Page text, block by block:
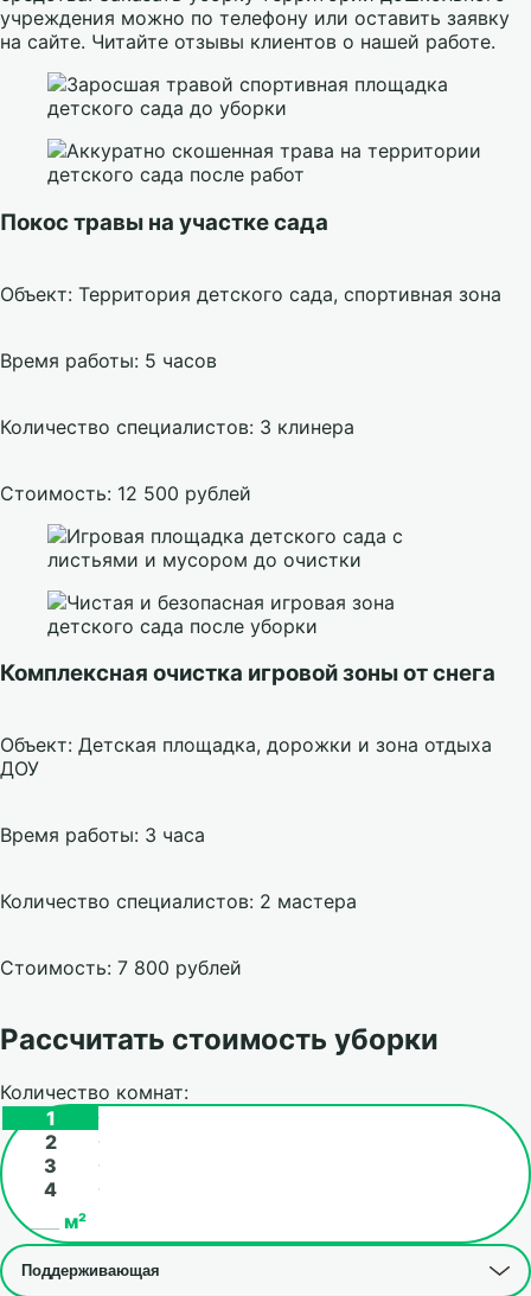
учреждения можно по телефону или оставить заявку
на сайте. Читайте отзывы клиентов о нашей работе.
Покос травы на участке сада
Объект: Территория детского сада, спортивная зона
Время работы: 5 часов
Количество специалистов: 3 клинера
Стоимость: 12 500 рублей
Комплексная очистка игровой зоны от снега
Объект: Детская площадка, дорожки и зона отдыха
ДОУ
Время работы: 3 часа
Количество специалистов: 2 мастера
Стоимость: 7 800 рублей
Рассчитать стоимость уборки
Количество комнат:
1
2
3
4
м²